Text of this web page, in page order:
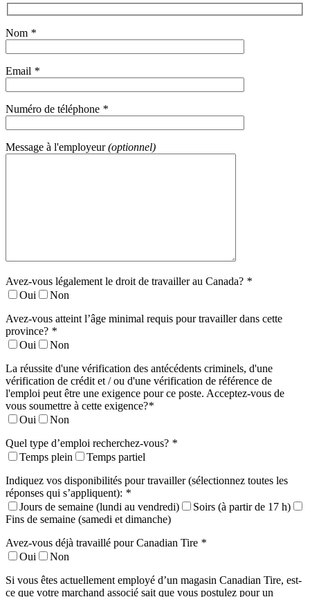
Nom *
Email *
Numéro de téléphone *
Message à l'employeur(optionnel)
Avez-vous légalement le droit de travailler au Canada? *
Oui
Non
Avez-vous atteint l’âge minimal requis pour travailler dans cette
province? *
Oui
Non
La réussite d'une vérification des antécédents criminels, d'une
vérification de crédit et / ou d'une vérification de référence de
l'emploi peut être une exigence pour ce poste. Acceptez-vous de
vous soumettre à cette exigence?*
Oui
Non
Quel type d’emploi recherchez-vous? *
Temps plein
Temps partiel
Indiquez vos disponibilités pour travailler (sélectionnez toutes les
réponses qui s’appliquent): *
Jours de semaine (lundi au vendredi)
Soirs (à partir de 17 h)
Fins de semaine (samedi et dimanche)
Avez-vous déjà travaillé pour Canadian Tire *
Oui
Non
Si vous êtes actuellement employé d’un magasin Canadian Tire, est-
ce que votre marchand associé sait que vous postulez pour un